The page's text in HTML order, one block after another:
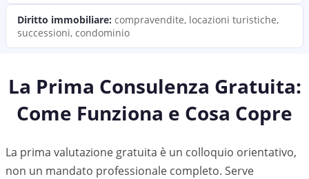
Diritto immobiliare: compravendite, locazioni turistiche,
successioni, condominio
La Prima Consulenza Gratuita:
Come Funziona e Cosa Copre
La prima valutazione gratuita è un colloquio orientativo,
non un mandato professionale completo. Serve